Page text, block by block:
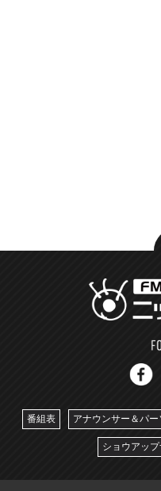
番組表 アナウンサー＆パ
ショウアッ